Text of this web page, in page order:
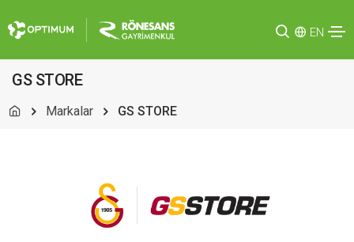
EN
GS STORE
Markalar GS STORE